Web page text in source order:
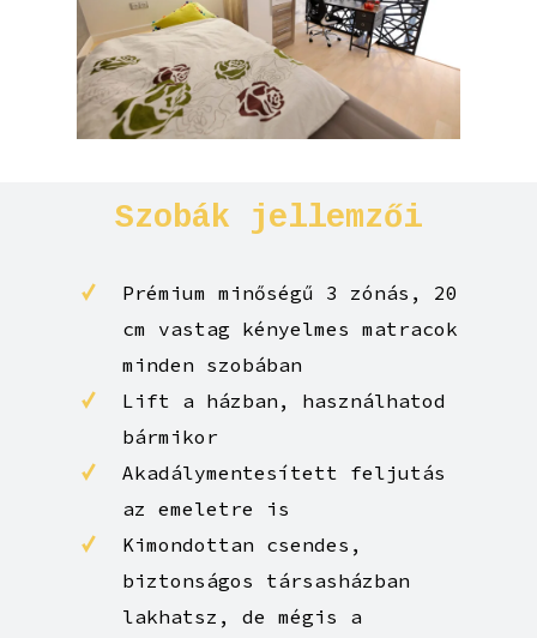
Prémium minőségű 3 zónás, 20
cm vastag kényelmes matracok
minden szobában
Lift a házban, használhatod
bármikor
Akadálymentesített feljutás
az emeletre is
Kimondottan csendes,
biztonságos társasházban